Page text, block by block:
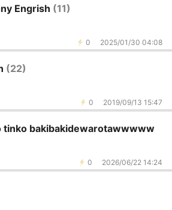
Engrish (11)
0 2025/01/30 04:08
(22)
0 2019/09/13 15:47
tinko bakibakidewarotawwwww
0 2026/06/22 14:24